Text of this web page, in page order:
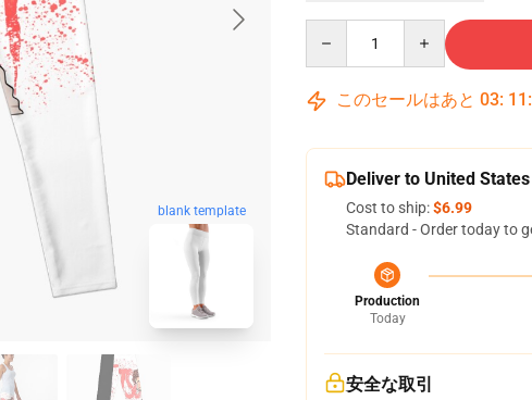
blank template
このセールはあと 03: 11 :
Deliver to United States
Cost to ship:$6.99
Standard - Order today to
Production
Today
安全な取引